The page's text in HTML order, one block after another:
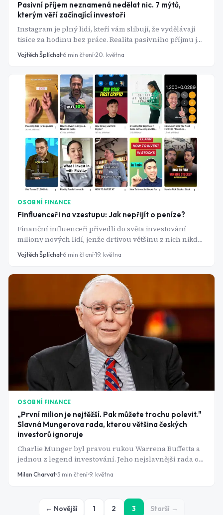
Pasivní příjem neznamená nedělat nic. 7 mýtů,
kterým věří začínající investoři
Instagram je plný lidí, kteří vám slibují, že vydělávají
tisíce za hodinu bez práce. Realita pasivního příjmu je
ale jiná. A pokud ji nepochopíte správně, přijdete buď o
peníze, nebo o čas. Tady jsou největší mýty, které o
Vojtěch Šplíchal 6 min čtení 20. května
OSOBNÍ FINANCE
Finfluenceři na vzestupu: Jak nepřijít o peníze?
Finanční influenceři přivedli do světa investování
miliony nových lidí, jenže drtivou většinu z nich nikdo
nereguluje ani nekontroluje. A tam, kde jsou velké
peníze a malá regulace, dřív nebo později přijde
na to, aby zpozorněla jak americká SEC, tak česká ČNB.
Otázkou není, jestli finfluencerům věřit. Otázkou je, jak
poznat, který z nich si vaši důvěru skutečně zaslouží.
Vojtěch Šplíchal 6 min čtení 19. května
OSOBNÍ FINANCE
„První milion je nejtěžší. Pak můžete trochu polevit."
Slavná Mungerova rada, kterou většina českých
investorů ignoruje
Charlie Munger byl pravou rukou Warrena Buffetta a
jednou z legend investování. Jeho nejslavnější rada o
budování bohatství zní brutálně jednoduše - a
Milan Charvat 5 min čtení 9. května
← Novější 1 2 3 Starší →